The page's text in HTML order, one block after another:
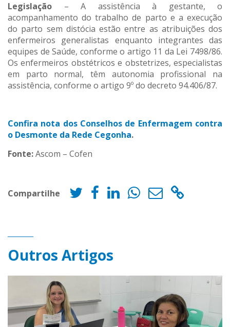
Legislação – A assistência à gestante, o
acompanhamento do trabalho de parto e a execução
do parto sem distócia estão entre as atribuições dos
enfermeiros generalistas enquanto integrantes das
equipes de Saúde, conforme o artigo 11 da Lei 7498/86.
Os enfermeiros obstétricos e obstetrizes, especialistas
em parto normal, têm autonomia profissional na
assistência, conforme o artigo 9º do decreto 94.406/87.
Confira nota dos Conselhos de Enfermagem contra
o Desmonte da Rede Cegonha.
Fonte:Ascom – Cofen
Compartilhe
Outros Artigos